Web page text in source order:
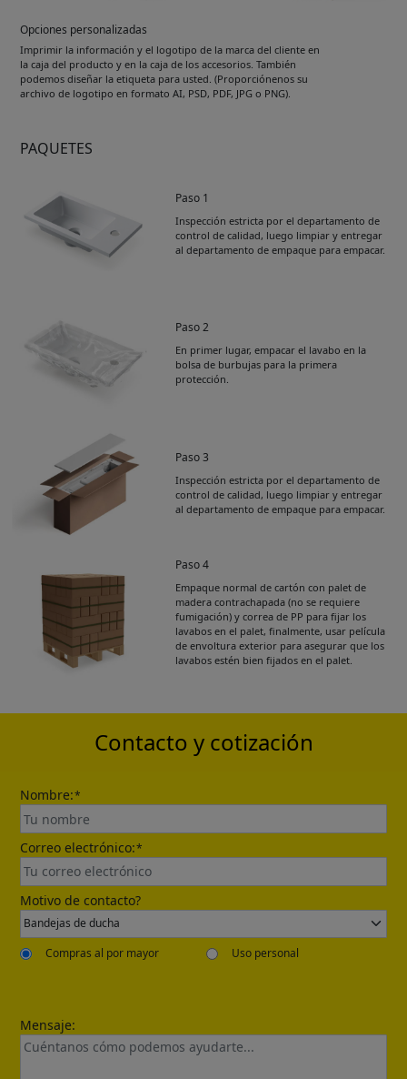
Opciones personalizadas
Imprimir la información y el logotipo de la marca del cliente en
la caja del producto y en la caja de los accesorios. También
podemos diseñar la etiqueta para usted. (Proporciónenos su
archivo de logotipo en formato AI, PSD, PDF, JPG o PNG).
PAQUETES
Paso 1
Inspección estricta por el departamento de
control de calidad, luego limpiar y entregar
al departamento de empaque para empacar.
Paso 2
En primer lugar, empacar el lavabo en la
bolsa de burbujas para la primera
protección.
Paso 3
Inspección estricta por el departamento de
control de calidad, luego limpiar y entregar
al departamento de empaque para empacar.
Paso 4
Empaque normal de cartón con palet de
madera contrachapada (no se requiere
fumigación) y correa de PP para fijar los
lavabos en el palet, finalmente, usar película
de envoltura exterior para asegurar que los
lavabos estén bien fijados en el palet.
Get Catalogue
Please leave your contact information,the
Send
Contacto y cotización
Nombre:*
Correo electrónico:*
Motivo de contacto?
Compras al por mayor Uso personal
Mensaje: